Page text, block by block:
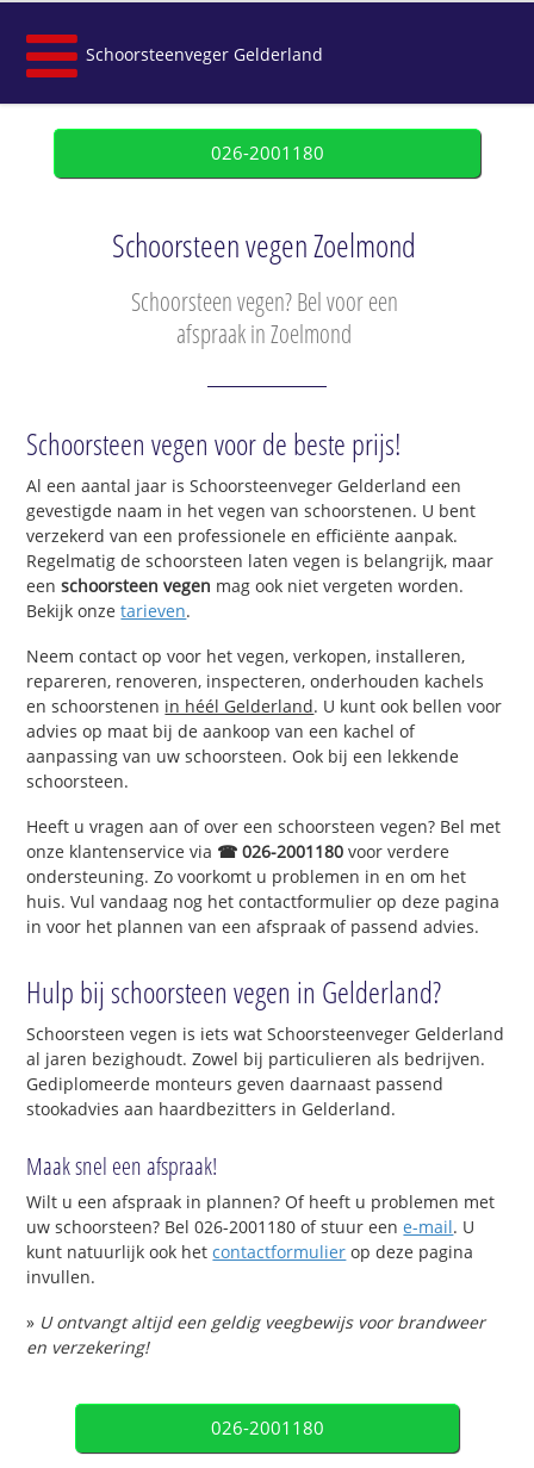
Schoorsteenveger Gelderland
026-2001180
Schoorsteen vegen Zoelmond
Schoorsteen vegen? Bel voor een
afspraak in Zoelmond
Schoorsteen vegen voor de beste prijs!
Al een aantal jaar is Schoorsteenveger Gelderland een
gevestigde naam in het vegen van schoorstenen. U bent
verzekerd van een professionele en efficiënte aanpak.
Regelmatig de schoorsteen laten vegen is belangrijk, maar
eenschoorsteen vegen mag ook niet vergeten worden.
Bekijk onzetarieven.
Neem contact op voor het vegen, verkopen, installeren,
repareren, renoveren, inspecteren, onderhouden kachels
en schoorstenen in héél Gelderland. U kunt ook bellen voor
advies op maat bij de aankoop van een kachel of
aanpassing van uw schoorsteen. Ook bij een lekkende
schoorsteen.
Heeft u vragen aan of over een schoorsteen vegen? Bel met
onze klantenservice via ☎ 026-2001180 voor verdere
ondersteuning. Zo voorkomt u problemen in en om het
huis. Vul vandaag nog het contactformulier op deze pagina
in voor het plannen van een afspraak of passend advies.
Hulp bij schoorsteen vegen in Gelderland?
Schoorsteen vegen is iets wat Schoorsteenveger Gelderland
al jaren bezighoudt. Zowel bij particulieren als bedrijven.
Gediplomeerde monteurs geven daarnaast passend
stookadvies aan haardbezitters in Gelderland.
Maak snel een afspraak!
Wilt u een afspraak in plannen? Of heeft u problemen met
uw schoorsteen? Bel 026-2001180 of stuur eene-mail. U
kunt natuurlijk ook hetcontactformulier op deze pagina
invullen.
» U ontvangt altijd een geldig veegbewijs voor brandweer
en verzekering!
026-2001180